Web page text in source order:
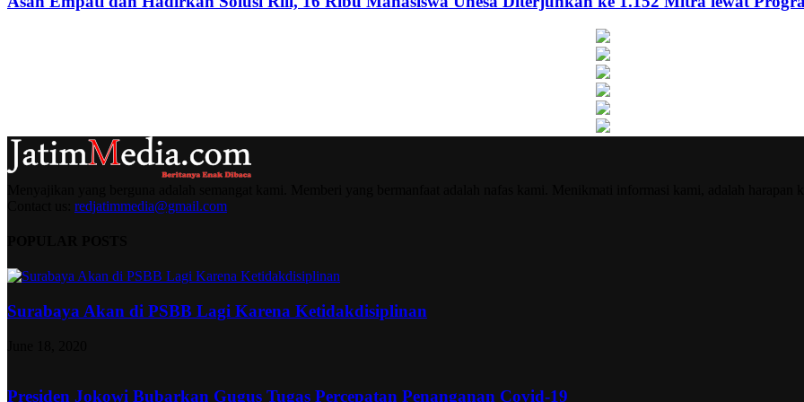
redjatimmedia@gmail.com
Surabaya Akan di PSBB Lagi Karena Ketidakdisiplinan
Presiden Jokowi Bubarkan Gugus Tugas Percepatan Penanganan Covid-19